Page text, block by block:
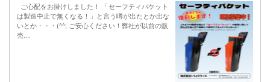
ご心配をお掛けしました！ 「セーフティバケット
は製造中止で無くなる！」と言う噂が出たとか出な
いとか・・・(^^; ご安心ください！弊社が以前の販
売…